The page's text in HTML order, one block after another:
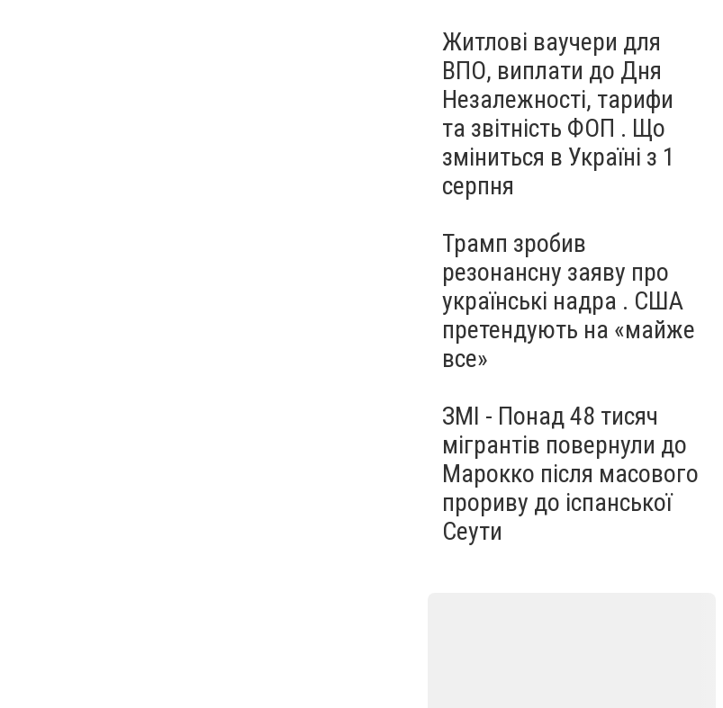
Житлові ваучери для
ВПО, виплати до Дня
Незалежності, тарифи
та звітність ФОП . Що
зміниться в Україні з 1
серпня
Трамп зробив
резонансну заяву про
українські надра . США
претендують на «майже
все»
ЗМІ - Понад 48 тисяч
мігрантів повернули до
Марокко після масового
прориву до іспанської
Сеути